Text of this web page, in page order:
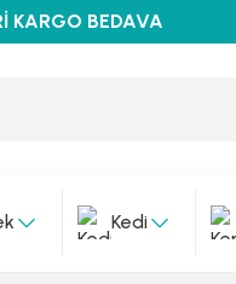
KARGO BEDAVA
Kedi